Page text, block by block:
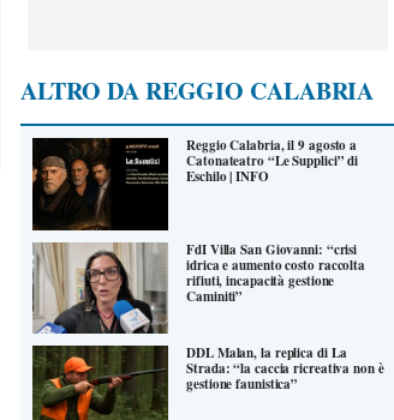
ALTRO DA REGGIO CALABRIA
Reggio Calabria, il 9 agosto a
Catonateatro “Le Supplici” di
Eschilo | INFO
FdI Villa San Giovanni: “crisi
idrica e aumento costo raccolta
rifiuti, incapacità gestione
Caminiti”
DDL Malan, la replica di La
Strada: “la caccia ricreativa non è
gestione faunistica”